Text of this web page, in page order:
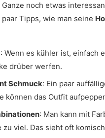
Ganze noch etwas
Tipps, wie man seine
: Wenn es kühler ist, einfach
drüber werfen.
Schmuck: Ein paar
können das Outfit
: Man kann mit
zu viel. Das sieht oft